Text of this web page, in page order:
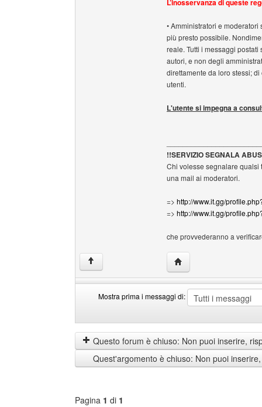
L’inosservanza di queste
• Amministratori e
più presto possibile.
reale. Tutti i messaggi
autori, e non degli
direttamente da loro stessi;
utenti.
L'utente si impegna a
!!SERVIZIO SEGNALA
Chi volesse segnalare qualsi
una mail ai moderatori.
=> http://www.it.gg/
=> http://www.it.gg/
che provvederanno a
↑ HomePage: creative-
Mostra prima i messaggi di:
prima
i
messaggi
di
by
Questo forum è chiuso: Non puoi inserire,
Quest'argomento è chiuso: Non puoi
Pagina 1 di 1